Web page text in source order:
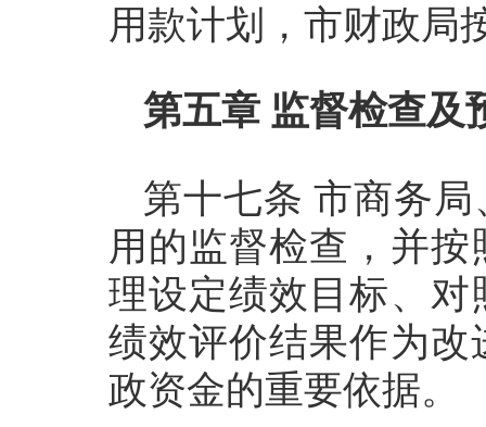
用款计划，市财政局
第五章 监督检查及
第十七条 市商务
用的监督检查，并
理设定绩效目标、
绩效评价结果作为
政资金的重要依据。